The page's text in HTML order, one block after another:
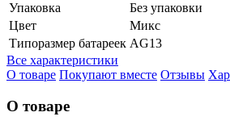
Упаковка
Без упаковки
Цвет
Микс
Типоразмер батареек AG13
Все характеристики
О товаре Покупают вместе Отзывы
О товаре